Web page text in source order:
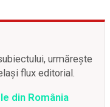
urmărește
flux editorial.
din România